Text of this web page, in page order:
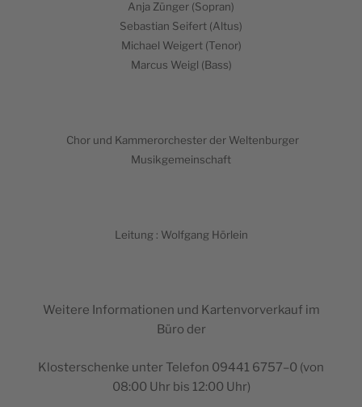
Anja Zün­ger (Sopran)
Sebas­tian Sei­fert (Altus)
Michael Wei­gert (Tenor)
Mar­cus Wei­gl (Bass)
Chor und Kam­me­ror­ches­ter der Wel­ten­bur­ger
Musikgemeinschaft
Lei­tung : Wolf­gang Hörlein
Wei­tere Infor­ma­tio­nen und Kar­ten­vor­ver­kauf im
Büro der
Klos­ter­schenke unter Tele­fon 09441 6757–0 (von
08:00 Uhr bis 12:00 Uhr)